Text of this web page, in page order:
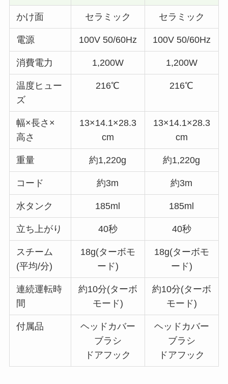
かけ面 セラミック セラミック
電源 100V 50/60Hz 100V 50/60Hz
消費電力 1,200W 1,200W
温度ヒュー
ズ
216℃ 216℃
幅×長さ×
高さ
13×14.1×28.3
cm
13×14.1×28.3
cm
重量 約1,220g 約1,220g
コード 約3m 約3m
水タンク 185ml 185ml
立ち上がり 40秒 40秒
スチーム
(平均/分)
18g(ターボモ
ード)
18g(ターボモ
ード)
連続運転時
間
約10分(ターボ
モード)
約10分(ターボ
モード)
付属品
ヘッドカバー
ブラシ
ドアフック
ヘッドカバー
ブラシ
ドアフック